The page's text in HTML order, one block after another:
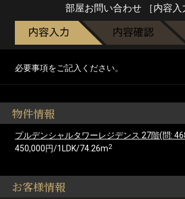
部屋お問い合わせ ［内容入
必要事項をご記入ください。
物件情報
プルデンシャルタワーレジデンス 27階(問:
450,000円/1LDK/74.26m2
お客様情報